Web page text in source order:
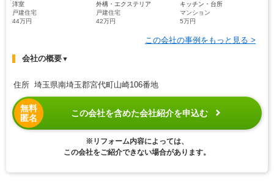
洋室
戸建住宅
44万円
外構・エクステリア
戸建住宅
42万円
キッチン・台所
マンション
5万円
この会社の事例をもっと見る >
会社の概要▼
住所 埼玉県南埼玉郡宮代町山崎106番地
無料
匿名
この会社を含めた会社紹介を申込む
※リフォーム内容によっては、
この会社をご紹介できない場合があります。